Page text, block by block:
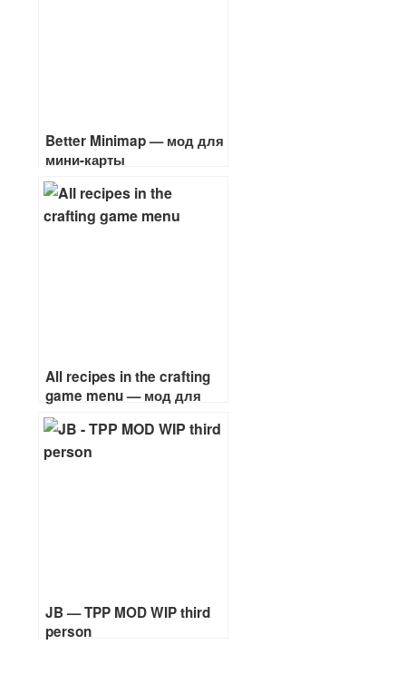
Better Minimap — мод для
мини-карты
All recipes in the crafting
game menu — мод для
чертежей и рецептов
JB — TPP MOD WIP third
person